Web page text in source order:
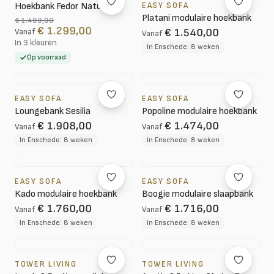
Hoekbank Fedor Naturel
€ 1.499,00
Vanaf € 1.299,00
In 3 kleuren
Op voorraad
EASY SOFA
Platani modulaire hoekbank
Vanaf € 1.540,00
In Enschede: 8 weken
EASY SOFA
Loungebank Sesilia
Vanaf € 1.908,00
In Enschede: 8 weken
EASY SOFA
Popoline modulaire hoekbank
Vanaf € 1.474,00
In Enschede: 8 weken
EASY SOFA
Kado modulaire hoekbank
Vanaf € 1.760,00
In Enschede: 8 weken
EASY SOFA
Boogie modulaire slaapbank
Vanaf € 1.716,00
In Enschede: 8 weken
TOWER LIVING TOWER LIVING